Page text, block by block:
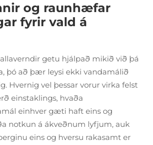
og raunhæfar
fyrir vald á
getu hjálpað mikið við þá
þó að þær leysi ekki vandamálið
Hvernig vel þessar vorur virka felst
einstaklings, hvaða
einhver gæti haft eins og
notkun á ákveðnum lyfjum, auk
eins og hversu rakasamt er